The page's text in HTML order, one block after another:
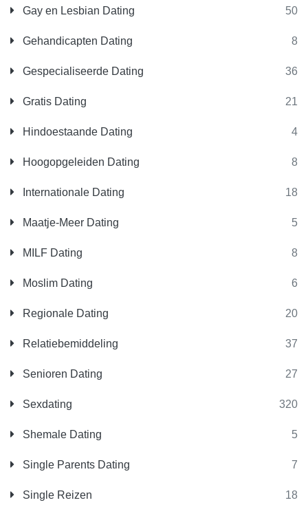
Gay en Lesbian Dating 50
Gehandicapten Dating 8
Gespecialiseerde Dating 36
Gratis Dating 21
Hindoestaande Dating 4
Hoogopgeleiden Dating 8
Internationale Dating 18
Maatje-Meer Dating 5
MILF Dating 8
Moslim Dating 6
Regionale Dating 20
Relatiebemiddeling 37
Senioren Dating 27
Sexdating 320
Shemale Dating 5
Single Parents Dating 7
Single Reizen 18